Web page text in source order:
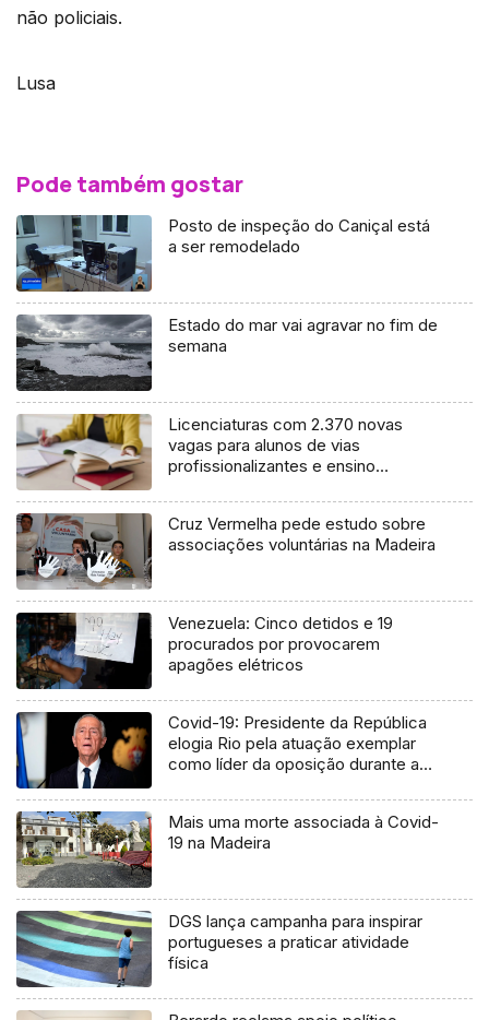
não policiais.
Lusa
Pode também gostar
Posto de inspeção do Caniçal está
a ser remodelado
Estado do mar vai agravar no fim de
semana
Licenciaturas com 2.370 novas
vagas para alunos de vias
profissionalizantes e ensino
Cruz Vermelha pede estudo sobre
associações voluntárias na Madeira
Venezuela: Cinco detidos e 19
procurados por provocarem
apagões elétricos
Covid-19: Presidente da República
elogia Rio pela atuação exemplar
como líder da oposição durante a
Mais uma morte associada à Covid-
19 na Madeira
DGS lança campanha para inspirar
portugueses a praticar atividade
física